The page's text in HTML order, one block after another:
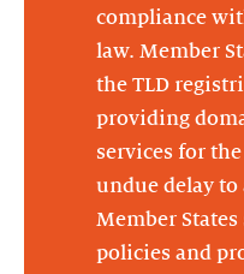
compliance
law. Member
the TLD
providing
services for
undue delay to
Member
policies and